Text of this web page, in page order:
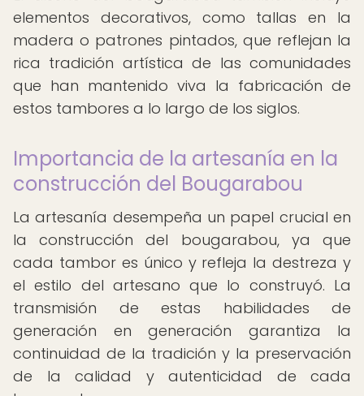
elementos decorativos, como tallas en la
madera o patrones pintados, que reflejan la
rica tradición artística de las comunidades
que han mantenido viva la fabricación de
estos tambores a lo largo de los siglos.
Importancia de la artesanía en la
construcción del Bougarabou
La artesanía desempeña un papel crucial en
la construcción del bougarabou, ya que
cada tambor es único y refleja la destreza y
el estilo del artesano que lo construyó. La
transmisión de estas habilidades de
generación en generación garantiza la
continuidad de la tradición y la preservación
de la calidad y autenticidad de cada